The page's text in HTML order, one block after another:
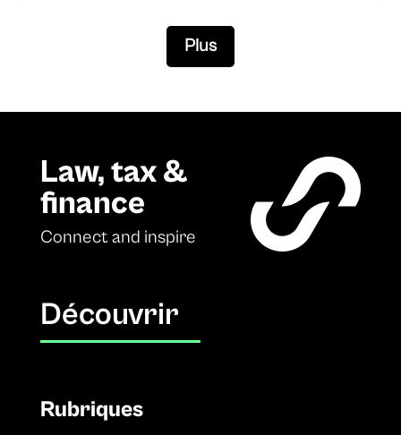
Plus
Law, tax &
finance
Connect and inspire
Découvrir
Rubriques